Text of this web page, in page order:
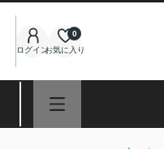
ログインお気に入り
0